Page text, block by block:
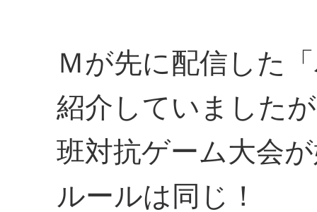
Ｍが先に配信した
紹介していました
班対抗ゲーム大会
ルールは同じ！